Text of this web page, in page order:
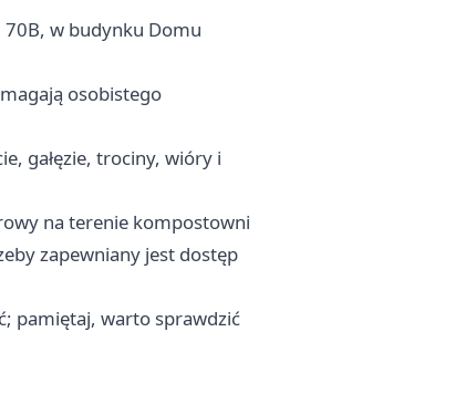
70B, w budynku Domu
osobistego
gałęzie, trociny, wióry i
na terenie kompostowni
zapewniany jest dostęp
pamiętaj, warto sprawdzić